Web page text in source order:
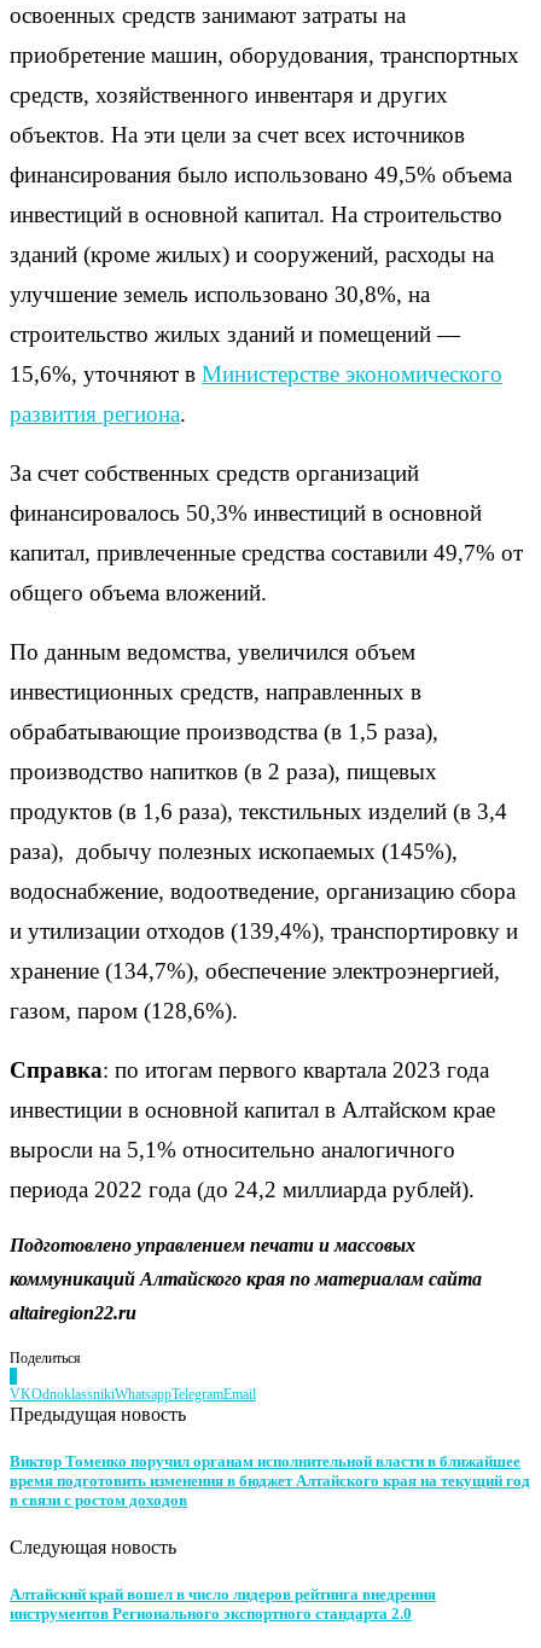
освоенных средств занимают затраты на
приобретение машин, оборудования, транспортных
средств, хозяйственного инвентаря и других
объектов. На эти цели за счет всех источников
финансирования было использовано 49,5% объема
инвестиций в основной капитал. На строительство
зданий (кроме жилых) и сооружений, расходы на
улучшение земель использовано 30,8%, на
строительство жилых зданий и помещений —
15,6%, уточняют в Министерстве экономического
развития региона.
За счет собственных средств организаций
финансировалось 50,3% инвестиций в основной
капитал, привлеченные средства составили 49,7% от
общего объема вложений.
По данным ведомства, увеличился объем
инвестиционных средств, направленных в
обрабатывающие производства (в 1,5 раза),
производство напитков (в 2 раза), пищевых
продуктов (в 1,6 раза), текстильных изделий (в 3,4
раза), добычу полезных ископаемых (145%),
водоснабжение, водоотведение, организацию сбора
и утилизации отходов (139,4%), транспортировку и
хранение (134,7%), обеспечение электроэнергией,
газом, паром (128,6%).
Справка: по итогам первого квартала 2023 года
инвестиции в основной капитал в Алтайском крае
выросли на 5,1% относительно аналогичного
периода 2022 года (до 24,2 миллиарда рублей).
Подготовлено управлением печати и массовых
коммуникаций Алтайского края по материалам сайта
altairegion22.ru
Поделиться
VKOdnoklassnikiWhatsappTelegramEmail
Предыдущая новость
Виктор Томенко поручил органам исполнительной власти в ближайшее
время подготовить изменения в бюджет Алтайского края на текущий год
в связи с ростом доходов
Следующая новость
Алтайский край вошел в число лидеров рейтинга внедрения
инструментов Регионального экспортного стандарта 2.0